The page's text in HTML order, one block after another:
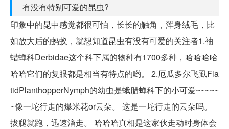
有没有特别可爱的昆虫?
印象中的昆中感觉都很可怕，长长的触角，浑身绒毛，比
如放大后的蚂蚁，就想知道昆虫有没有可爱的关注者1.袖
蜡蝉科Derbidae这个科下属的物种有1700多种，哈哈哈哈
哈哈它们的复眼都是相当有特点的哟。 2.厄瓜多尔飞虱Fla
tidPlanthopperNymph的幼虫是蛾腊蝉科下的小可爱~~~~~
~像一坨行走的爆米花or云朵。 这是一坨行走的云朵吗。
拔腿就跑，迅速溜走。 哈哈哈真相是这家伙走动时身体会